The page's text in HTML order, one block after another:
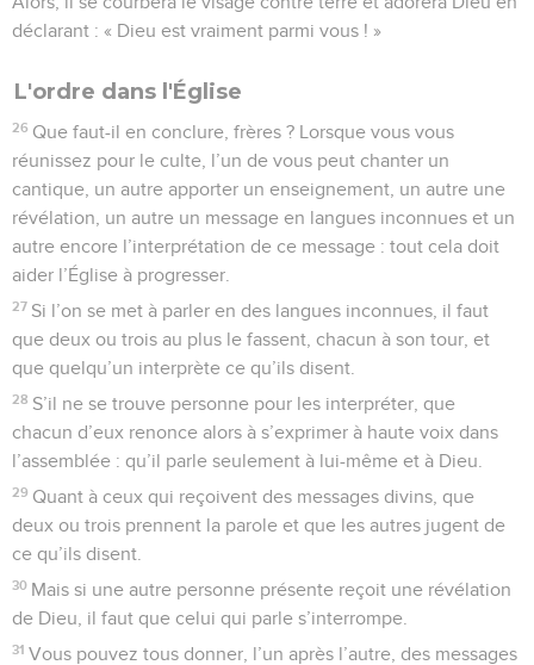
déclarant : « Dieu est vraiment parmi vous ! »
L'ordre dans l'Église
26 Que faut-il en conclure, frères ? Lorsque vous vous
réunissez pour le culte, l’un de vous peut chanter un
cantique, un autre apporter un enseignement, un autre une
révélation, un autre un message en langues inconnues et un
autre encore l’interprétation de ce message : tout cela doit
aider l’Église à progresser.
27 Si l’on se met à parler en des langues inconnues, il faut
que deux ou trois au plus le fassent, chacun à son tour, et
que quelqu’un interprète ce qu’ils disent.
28 S’il ne se trouve personne pour les interpréter, que
chacun d’eux renonce alors à s’exprimer à haute voix dans
l’assemblée : qu’il parle seulement à lui-même et à Dieu.
29 Quant à ceux qui reçoivent des messages divins, que
deux ou trois prennent la parole et que les autres jugent de
ce qu’ils disent.
30 Mais si une autre personne présente reçoit une révélation
de Dieu, il faut que celui qui parle s’interrompe.
31 Vous pouvez tous donner, l’un après l’autre, des messages